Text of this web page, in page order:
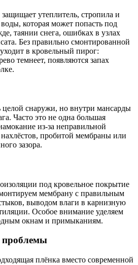
защищает утеплитель, стропила и
которая может попасть под
таянии снега, ошибках в узлах
Без правильно смонтированной
в кровельный пирог:
темнеет, появляются запах
снаружи, но внутри мансарды
Часто это не одна большая
из-за неправильной
пробитой мембраны или
зазора.
под кровельное покрытие
мембрану с правильным
выводом влаги в карнизную
Особое внимание уделяем
окнам и примыканиям.
проблемы
плёнка вместо современной